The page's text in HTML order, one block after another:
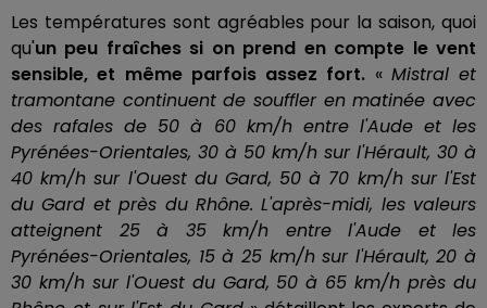
Les températures sont agréables pour la saison, quoi
qu'un peu fraîches si on prend en compte le vent
sensible, et même parfois assez fort. « Mistralet
tramontane continuent de souffler en matinée avec
des rafales de 50 à 60 km/h entre l'Aude et les
Pyrénées-Orientales, 30 à 50 km/h sur l'Hérault, 30 à
40 km/h sur l'Ouest du Gard, 50 à 70 km/h sur l'Est
du Gard et près du Rhône. L'après-midi, les valeurs
atteignent 25 à 35 km/h entre l'Aude et les
Pyrénées-Orientales, 15 à 25 km/h sur l'Hérault, 20 à
30 km/h sur l'Ouest du Gard, 50 à 65 km/h près du